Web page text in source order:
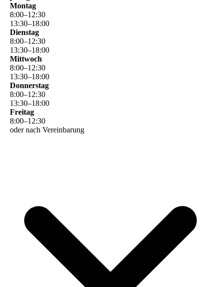
Montag
8:00–12:30
13:30–18:00
Dienstag
8:00–12:30
13:30–18:00
Mittwoch
8:00–12:30
13:30–18:00
Donnerstag
8:00–12:30
13:30–18:00
Freitag
8:00–12:30
oder nach Vereinbarung